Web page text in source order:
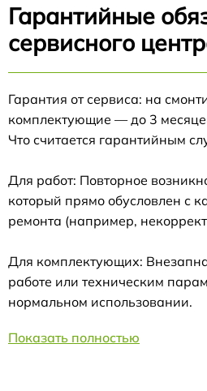
Гарантийные
сервисного
Гарантия от сервиса: на
комплектующие — до 3
Что считается гарантийным
Для работ: Повторное
который прямо обусловлен с
ремонта (например,
Для комплектующих:
работе или техническим
нормальном использовании.
Показать полностью